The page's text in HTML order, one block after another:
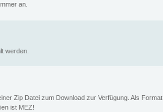
an.
werden.
Zip Datei zum Download zur Verfügung. Als Format
ist MEZ!